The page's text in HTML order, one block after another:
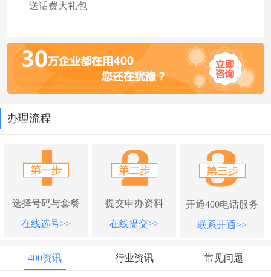
送话费大礼包
办理流程
选择号码与套餐
在线选号>>
提交申办资料
在线提交>>
开通400电话服务
联系开通>>
400资讯 行业资讯 常见问题